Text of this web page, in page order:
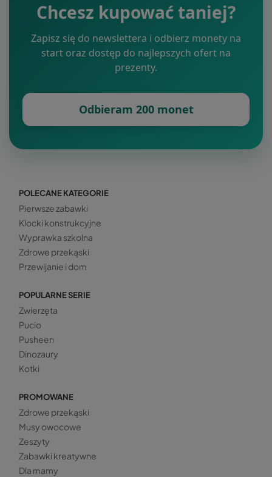
Chcesz kupować taniej?
Zapisz się do newslettera i odbierz monety na
start oraz dostęp do najlepszych ofert na
prezenty.
Odbieram 200 monet
POLECANE KATEGORIE
Pierwsze zabawki
Klocki konstrukcyjne
Wyprawka szkolna
Zdrowe przekąski
Przewijanie i dom
POPULARNE SERIE
Zwierzęta
Pucio
Pusheen
Dinozaury
Kotki
PROMOWANE
Zdrowe przekąski
Musy owocowe
Zeszyty
Zabawki kreatywne
Dla mamy